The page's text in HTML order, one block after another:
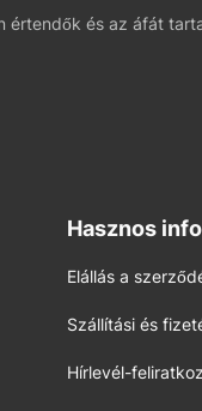
értendők és az áfát
Hasznos
Elállás a
Szállítási és
Hírlevél-